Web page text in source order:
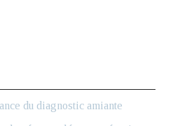
du diagnostic amiante